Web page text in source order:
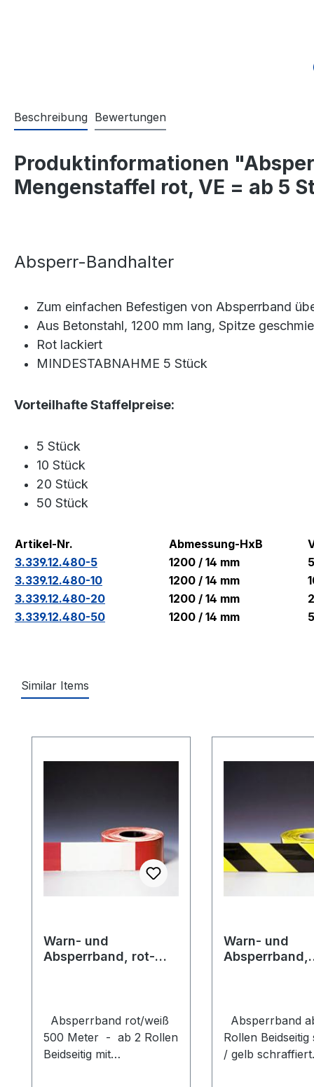
Beschreibung Bewertungen
Produktinformationen
Mengenstaffel rot, VE = ab 5
Absperr-Bandhalter
Zum einfachen Befestigen von Absperrband
Aus Betonstahl, 1200 mm lang, Spitze
Rot lackiert
MINDESTABNAHME 5 Stück
Vorteilhafte Staffelpreise:
5 Stück
10 Stück
20 Stück
50 Stück
Artikel-Nr. Abmessung-HxB
3.339.12.480-5
1200 / 14 mm
3.339.12.480-10
1200 / 14 mm
3.339.12.480-20
1200 / 14 mm
3.339.12.480-50
1200 / 14 mm
Similar Items
Warn- und
Absperrband, rot-
Absperrband rot/weiß
500 Meter - ab 2 Rollen
Beidseitig mit
Warn- und
Absperrband,
Absperrband
Rollen Beidseitig schwarz
/ gelb schraffiert